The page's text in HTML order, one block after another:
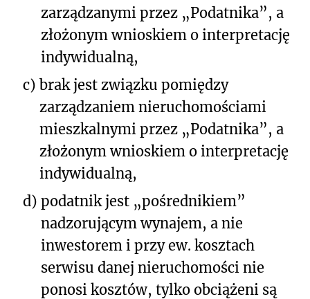
zarządzanymi przez „Podatnika”, a
złożonym wnioskiem o interpretację
indywidualną,
c) brak jest związku pomiędzy
zarządzaniem nieruchomościami
mieszkalnymi przez „Podatnika”, a
złożonym wnioskiem o interpretację
indywidualną,
d) podatnik jest „pośrednikiem”
nadzorującym wynajem, a nie
inwestorem i przy ew. kosztach
serwisu danej nieruchomości nie
ponosi kosztów, tylko obciążeni są